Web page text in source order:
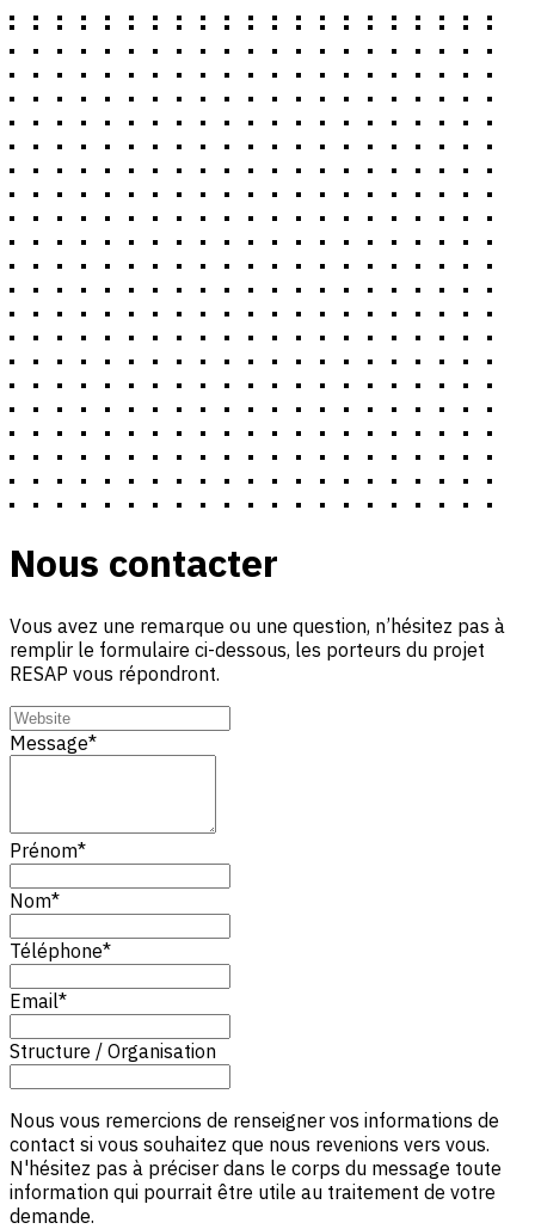
Nous contacter
Vous avez une remarque ou une question, n’hésitez pas à
remplir le formulaire ci-dessous, les porteurs du projet
RESAP vous répondront.
Message*
Prénom*
Nom*
Téléphone*
Email*
Structure / Organisation
Nous vous remercions de renseigner vos informations de
contact si vous souhaitez que nous revenions vers vous.
N'hésitez pas à préciser dans le corps du message toute
information qui pourrait être utile au traitement de votre
demande.